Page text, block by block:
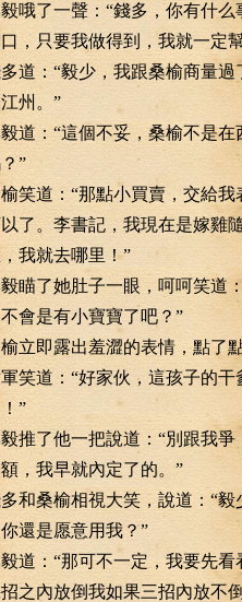
了一聲：“錢多，你有什么
，只要我做得到，我就一定幫
：“毅少，我跟桑榆商量過
州。”
：“這個不妥，桑榆不是在
”
道：“那點小買賣，交給我
了。李書記，我現在是嫁雞
我就去哪里！”
了她肚子一眼，呵呵笑道：
會是有小寶寶了吧？”
即露出羞澀的表情，點了點
道：“好家伙，這孩子的干
”
了他一把說道：“別跟我爭
，我早就內定了的。”
桑榆相視大笑，說道：“毅
還是愿意用我？”
：“那可不一定，我要先看
之內放倒我如果三招內放不倒